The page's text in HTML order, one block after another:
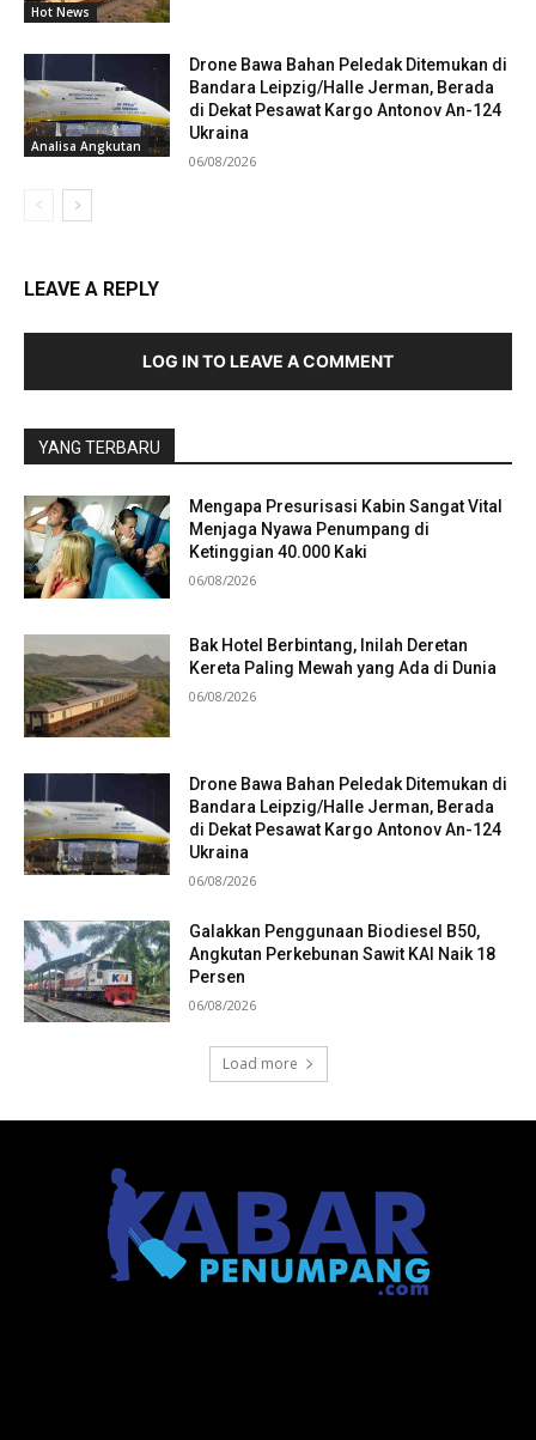
Hot News
Analisa Angkutan
Drone Bawa Bahan Peledak Ditemukan di
Bandara Leipzig/Halle Jerman, Berada
di Dekat Pesawat Kargo Antonov An-124
Ukraina
06/08/2026
LEAVE A REPLY
LOG IN TO LEAVE A COMMENT
YANG TERBARU
Mengapa Presurisasi Kabin Sangat Vital
Menjaga Nyawa Penumpang di
Ketinggian 40.000 Kaki
06/08/2026
Bak Hotel Berbintang, Inilah Deretan
Kereta Paling Mewah yang Ada di Dunia
06/08/2026
Drone Bawa Bahan Peledak Ditemukan di
Bandara Leipzig/Halle Jerman, Berada
di Dekat Pesawat Kargo Antonov An-124
Ukraina
06/08/2026
Galakkan Penggunaan Biodiesel B50,
Angkutan Perkebunan Sawit KAI Naik 18
Persen
06/08/2026
Load more